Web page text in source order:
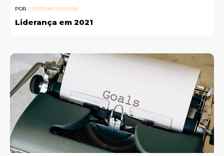
POR CRISTIANI OLIVEIRA
Liderança em 2021